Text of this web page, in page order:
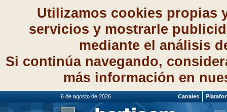
Utilizamos cookies propias
servicios y mostrarle
mediante el análisis
Si continúa navegando,
más información en
6 de agosto de 2026 Canales